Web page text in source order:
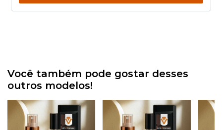
Você também pode gostar desses
outros modelos!